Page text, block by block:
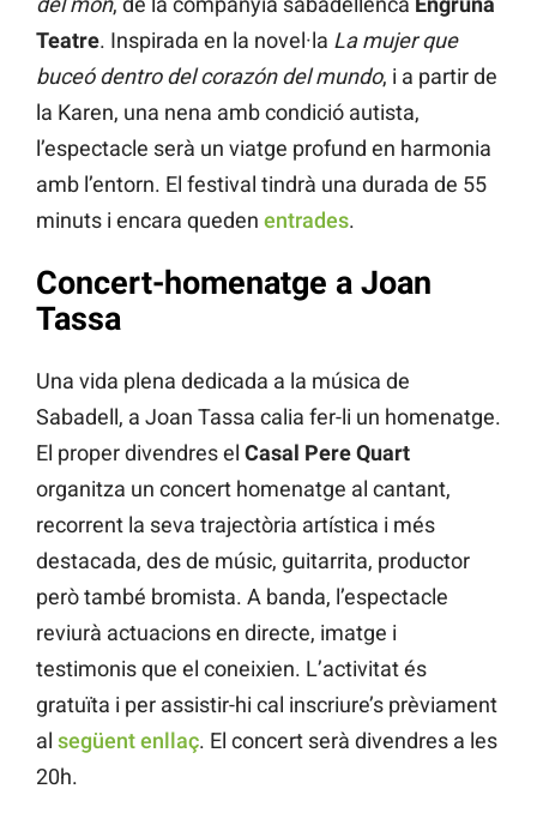
Teatre. Inspirada en la novel·la La mujer que
buceó dentro del corazón del mundo, i a partir de
la Karen, una nena amb condició autista,
l’espectacle serà un viatge profund en harmonia
amb l’entorn. El festival tindrà una durada de 55
minuts i encara queden entrades.
Concert-homenatge a Joan
Tassa
Una vida plena dedicada a la música de
Sabadell, a Joan Tassa calia fer-li un homenatge.
El proper divendres el Casal Pere Quart
organitza un concert homenatge al cantant,
recorrent la seva trajectòria artística i més
destacada, des de músic, guitarrita, productor
però també bromista. A banda, l’espectacle
reviurà actuacions en directe, imatge i
testimonis que el coneixien. L’activitat és
gratuïta i per assistir-hi cal inscriure’s prèviament
al següent enllaç. El concert serà divendres a les
20h.